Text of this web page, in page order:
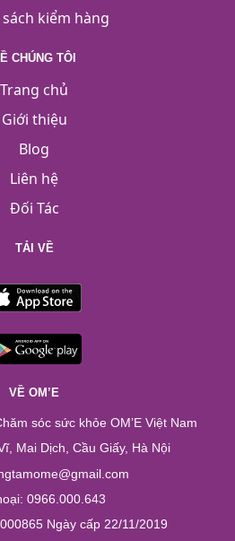
kiểm hàng
CHÚNG TÔI
Trang chủ
Giới thiệu
Blog
Liên hệ
Đối Tác
TẢI VỀ
VỀ OM’E
sóc sức khỏe OM’E Việt Nam
Mai Dịch, Cầu Giấy, Hà Nội
0966.000.643
Ngày cấp 22/11/2019